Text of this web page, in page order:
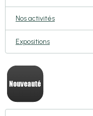
Nos activités
Expositions